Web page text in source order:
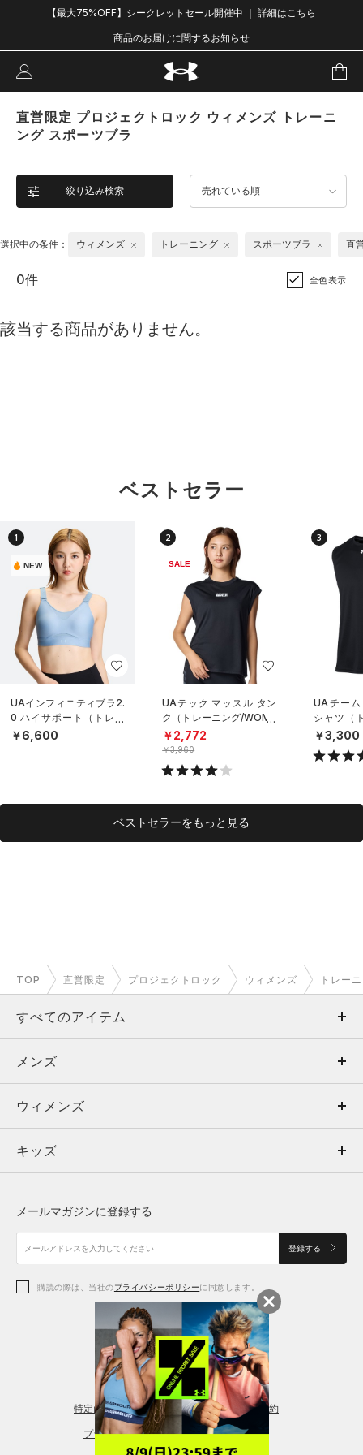
【最大75%OFF】シークレットセール開催中 ｜ 詳細はこちら
商品のお届けに関するお知らせ
直営限定 プロジェクトロック ウィメンズ トレーニ
ング スポーツブラ
絞り込み検索 売れている順
選択中の条件： ウィメンズ トレーニング スポーツブラ 直
0件 全色表示
該当する商品がありません。
ベストセラー
1
NEW
UAインフィニティブラ2.
0 ハイサポート（トレー
ニング/WOMEN）
￥6,600
2
SALE
UAテック マッスル タン
ク（トレーニング/WOME
N）
￥2,772
￥3,960
3
UAチー
シャツ（
NISEX）
￥3,300
ベストセラーをもっと見る
TOP 直営限定 プロジェクトロック ウィメンズ トレー
すべてのアイテム
メンズ
ウィメンズ
キッズ
アクセサリー
メンズ
トップス
ボトムス
アクセサリー
ウィメンズ
トップス
シューズ
アクセサリー
レギンス＆タイツ
キッズ
シューズ
メールマガジンに登録する
登録する
購読の際は、当社のプライバシーポリシーに同意します。
特定商取引法に基づく通販の表記 会員規約
プライバシーポリシー